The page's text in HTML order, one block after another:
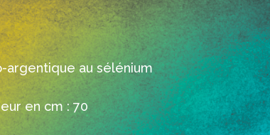
argentique au sélénium
en cm : 70